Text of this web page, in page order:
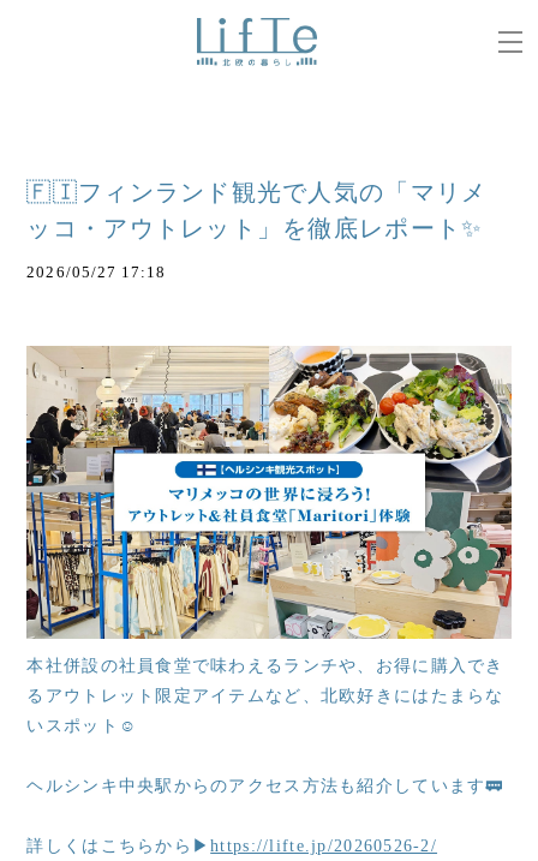
🇫🇮フィンランド観光で人気の「マリメ
ッコ・アウトレット」を徹底レポート✨
2026/05/27 17:18
本社併設の社員食堂で味わえるランチや、お得に購入でき
るアウトレット限定アイテムなど、北欧好きにはたまらな
いスポット☺️
ヘルシンキ中央駅からのアクセス方法も紹介しています🚃
詳しくはこちらから▶https://lifte.jp/20260526-2/